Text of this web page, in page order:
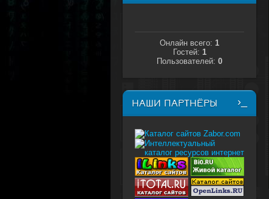
Онлайн всего: 1
Гостей: 1
Пользователей: 0
НАШИ ПАРТНЁРЫ